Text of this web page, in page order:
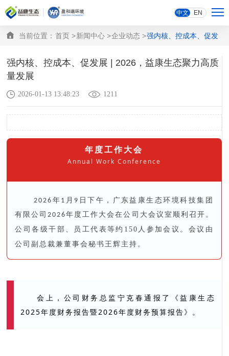
中文 EN
当前位置： 首页 >新闻中心 >企业动态 >强内核、控成本、促发展 | 2026，益康生态聚力高质量发展
强内核、控成本、促发展 | 2026，益康生态聚力高质
量发展
2026-01-13 13:48:23 1211
年度工作大会
Annual Work Conference
2026年1月9日下午，广东益康生态环境科技集团
有限公司2026年度工作大会在公司大会议室顺利召开。
公司各级干部、员工代表等约 150人 参加会议。 会议 由
公司 副总裁兼董事会秘书王辉主持 。
会上，公司财务总监宁克春通报了《益康生态
2025年度财务报告暨2026年度财务预算报告》。